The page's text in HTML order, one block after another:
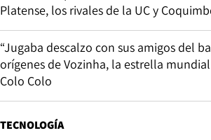
Platense, los rivales de la UC y
“Jugaba descalzo con sus amigos del
orígenes de Vozinha, la estrella
Colo Colo
TECNOLOGÍA